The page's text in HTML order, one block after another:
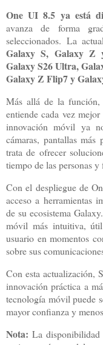
One UI 8.5 ya está
avanza de forma
seleccionados. La
Galaxy S, Galaxy Z
Galaxy S26 Ultra,
Galaxy Z Flip7 y
Más allá de la función,
entiende cada vez
innovación móvil ya
cámaras, pantallas
trata de ofrecer
tiempo de las personas
Con el despliegue de
acceso a herramientas
de su ecosistema
móvil más intuitiva,
usuario en momentos
sobre sus
Con esta actualización,
innovación práctica a
tecnología móvil puede
mayor confianza y
Nota: La